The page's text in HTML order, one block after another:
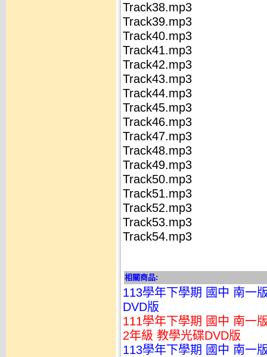
Track38.mp3
Track39.mp3
Track40.mp3
Track41.mp3
Track42.mp3
Track43.mp3
Track44.mp3
Track45.mp3
Track46.mp3
Track47.mp3
Track48.mp3
Track49.mp3
Track50.mp3
Track51.mp3
Track52.mp3
Track53.mp3
Track54.mp3
相關商品:
113學年下學期 國中 南一
DVD版
111學年下學期 國中 南一
2年級 教學光碟DVD版
113學年下學期 國中 南一